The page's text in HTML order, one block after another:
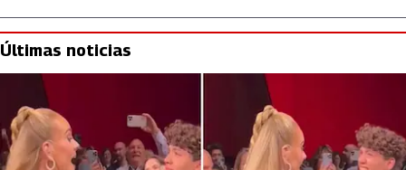
Últimas noticias